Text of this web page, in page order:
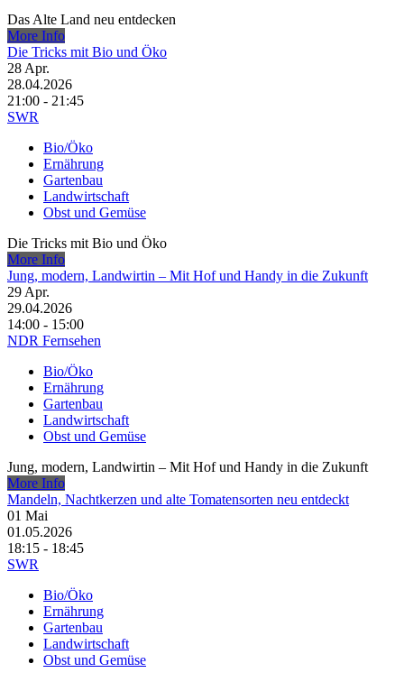
Das Alte Land neu entdecken
More Info
Die Tricks mit Bio und Öko
28 Apr.
28.04.2026
21:00 - 21:45
SWR
Bio/Öko
Ernährung
Gartenbau
Landwirtschaft
Obst und Gemüse
Die Tricks mit Bio und Öko
More Info
Jung, modern, Landwirtin – Mit Hof und Handy in die Zukunft
29 Apr.
29.04.2026
14:00 - 15:00
NDR Fernsehen
Bio/Öko
Ernährung
Gartenbau
Landwirtschaft
Obst und Gemüse
Jung, modern, Landwirtin – Mit Hof und Handy in die Zukunft
More Info
Mandeln, Nachtkerzen und alte Tomatensorten neu entdeckt
01 Mai
01.05.2026
18:15 - 18:45
SWR
Bio/Öko
Ernährung
Gartenbau
Landwirtschaft
Obst und Gemüse